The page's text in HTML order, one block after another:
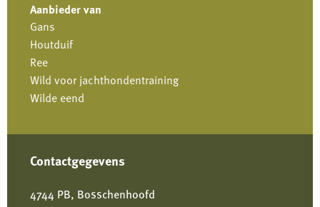
Aanbieder van
Gans
Houtduif
Ree
Wild voor jachthondentraining
Wilde eend
Contactgegevens
4744 PB, Bosschenhoofd